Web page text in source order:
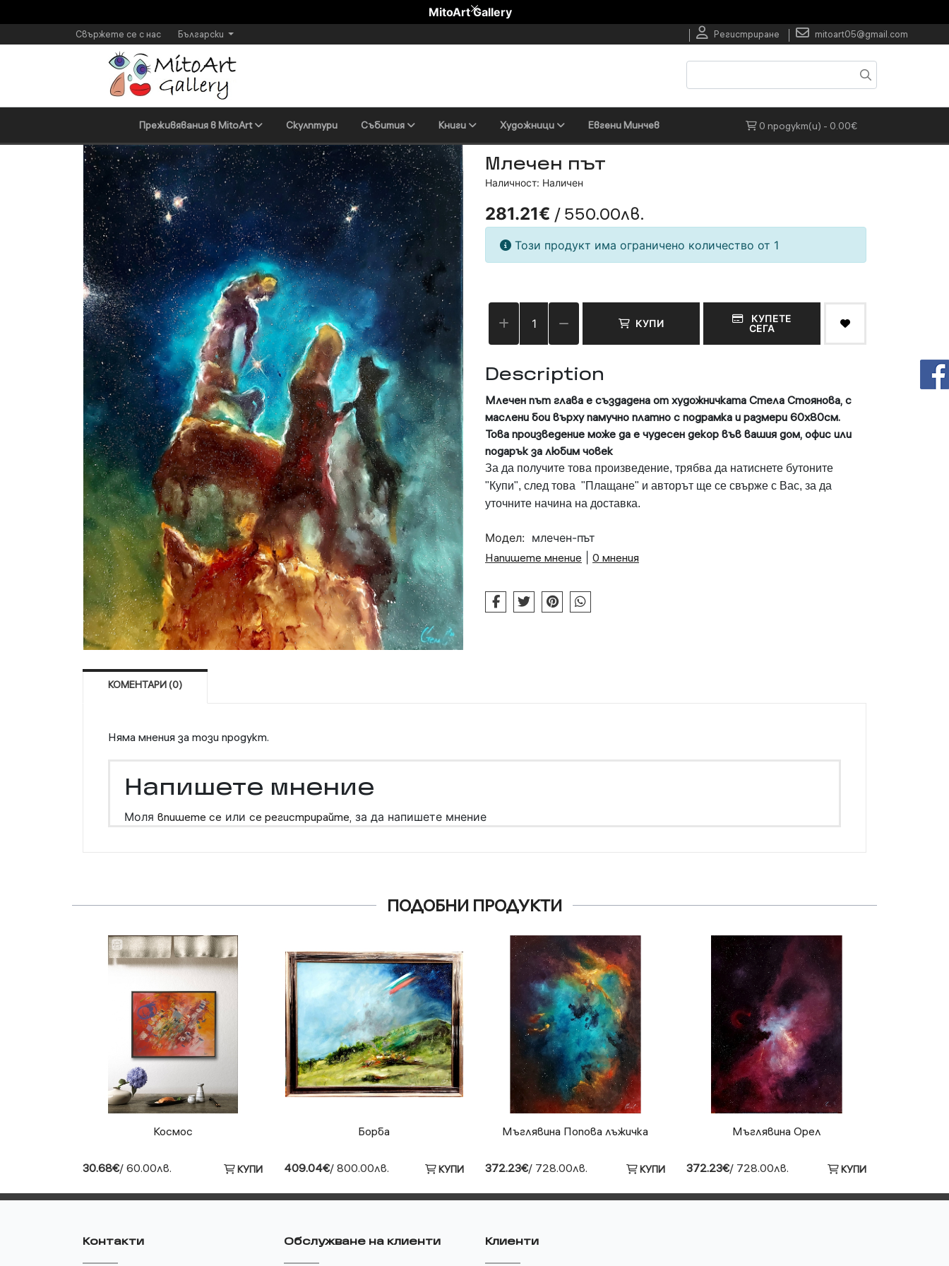
MitoArt Gallery
Регистриране mitoart05@gmail.com
Свържете се с нас Български
Преживявания в MitoArt Скулптури Събития Книги Художници Евгени Минчев 0 продукт(и) - 0.00€
Млечен път
Наличност: Наличен
281.21€ / 550.00лв.
Този продукт има ограничено количество от 1
КУПИ
КУПЕТЕ
СЕГА
Description
Млечен път глава е създадена от художничката Стела Стоянова, с
маслени бои върху памучно платно с подрамка и размери 60х80см.
Това произведение може да е чудесен декор във вашия дом, офис или
подарък за любим човек
За да получите това произведение, трябва да натиснете бутоните
"Купи", след това "Плащане" и авторът ще се свърже с Вас, за да
уточните начина на доставка.
Модел: млечен-път
Напишете мнение
0 мнения
КОМЕНТАРИ (0)
Няма мнения за този продукт.
Напишете мнение
Моля впишете се или се регистрирайте, за да напишете мнение
ПОДОБНИ ПРОДУКТИ
Космос
30.68€/ 60.00лв. КУПИ
Борба
409.04€/ 800.00лв. КУПИ
Мъглявина Попова лъжичка
372.23€/ 728.00лв. КУПИ
Мъглявина Орел
372.23€/ 728.00лв. КУПИ
Контакти Обслужване на клиенти Клиенти